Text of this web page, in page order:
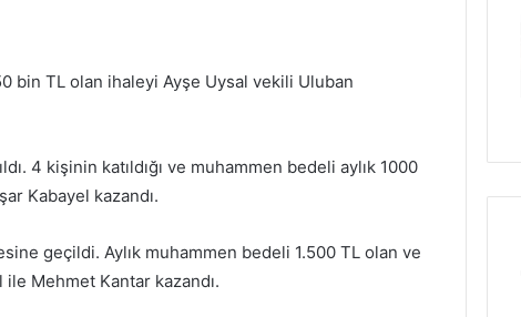
bin TL olan ihaleyi Ayşe Uysal vekili Uluban
4 kişinin katıldığı ve muhammen bedeli aylık 1000
Kabayel kazandı.
geçildi. Aylık muhammen bedeli 1.500 TL olan ve
ile Mehmet Kantar kazandı.